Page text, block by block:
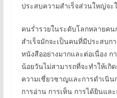
ประสบความสำเร็จส่วนใหญ่จะ
คนร่ำรวยในระดับโลกหลายค
สำเร็จมักจะเป็นคนที่มีประสบ
หนังสืออย่างมากและต่อเนื่อง ก
น้อยวันไม่สามารถที่จะทำให้เกิ
ความเชี่ยวชาญและการดำเนิน
การอ่าน การเห็น การได้ยินแล